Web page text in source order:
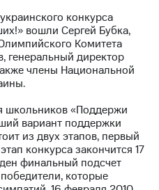
конкурса
вошли Сергей Бубка,
Комитета
генеральный директор
члены Национальной
школьников «Поддержи
вариант поддержки
из двух этапов, первый
конкурса закончится 17
финальный подсчет
которые